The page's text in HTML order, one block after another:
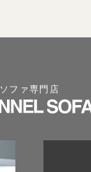
ソファ専門店